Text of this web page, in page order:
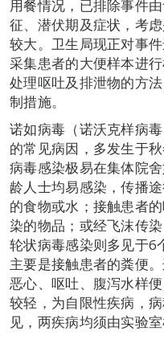
用餐情况，已排除事件
征、潜伏期及症状，考
较大。卫生局现正对事
采集患者的大便样本进
处理呕吐及排泄物的方
制措施。
诺如病毒（诺沃克样病
的常见病因，多发生于
病毒感染极易在集体院
龄人士均易感染，传播
的食物或水；接触患者
染的物品；或经飞沫传
轮状病毒感染则多见于6
主要是接触患者的粪便
恶心、呕吐、腹泻水样
较轻，为自限性疾病，
见，两疾病均须由实验室